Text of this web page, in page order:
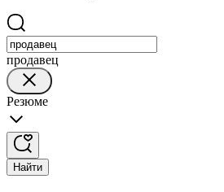
продавец
Резюме
Найти